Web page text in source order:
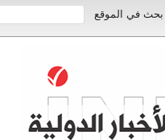
في الموقع